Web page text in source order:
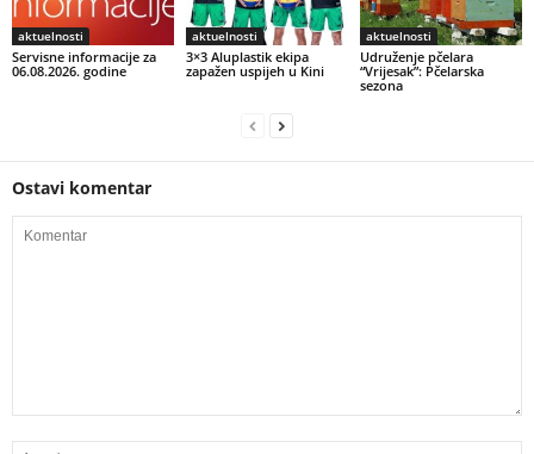
aktuelnosti
Servisne informacije za
06.08.2026. godine
aktuelnosti
3×3 Aluplastik ekipa
zapažen uspijeh u Kini
aktuelnosti
Udruženje pčelara
“Vrijesak”: Pčelarska
sezona
Ostavi komentar